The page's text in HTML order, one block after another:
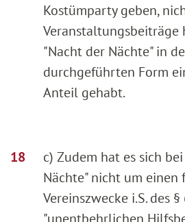
Kostümparty geben,
Veranstaltungsbeiträge
"Nacht der Nächte" in
durchgeführten Form
Anteil gehabt.
c) Zudem hat es sich
Nächte" nicht um einen
Vereinszwecke i.S. des §